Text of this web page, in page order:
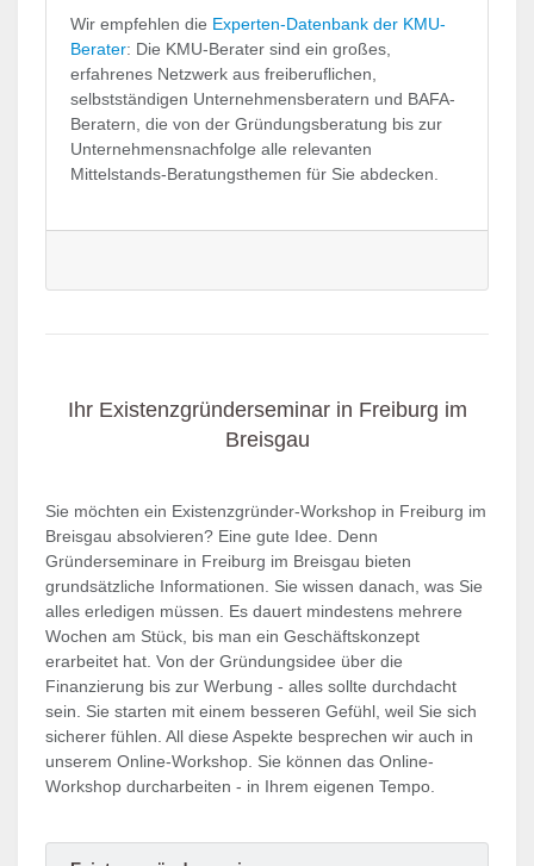
Wir empfehlen die Experten-Datenbank der KMU-
Berater: Die KMU-Berater sind ein großes,
erfahrenes Netzwerk aus freiberuflichen,
selbstständigen Unternehmensberatern und BAFA-
Beratern, die von der Gründungsberatung bis zur
Unternehmensnachfolge alle relevanten
Mittelstands-Beratungsthemen für Sie abdecken.
Ihr Existenzgründerseminar in Freiburg im
Breisgau
Sie möchten ein Existenzgründer-Workshop in Freiburg im
Breisgau absolvieren? Eine gute Idee. Denn
Gründerseminare in Freiburg im Breisgau bieten
grundsätzliche Informationen. Sie wissen danach, was Sie
alles erledigen müssen. Es dauert mindestens mehrere
Wochen am Stück, bis man ein Geschäftskonzept
erarbeitet hat. Von der Gründungsidee über die
Finanzierung bis zur Werbung - alles sollte durchdacht
sein. Sie starten mit einem besseren Gefühl, weil Sie sich
sicherer fühlen. All diese Aspekte besprechen wir auch in
unserem Online-Workshop. Sie können das Online-
Workshop durcharbeiten - in Ihrem eigenen Tempo.